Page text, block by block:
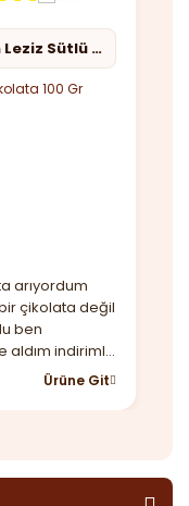
Dark Brown Leziz Sütlü Tablet Çikolata 100 Gr
arıyordum
çikolata değil
ben
indirimli
Ürüne Git